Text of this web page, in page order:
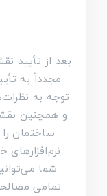
بعد از تأیید
مجدداً به
توجه به
و همچنین
ساختمان
شما
تمامی